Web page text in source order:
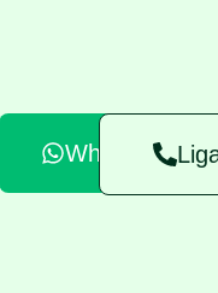
Whatsapp